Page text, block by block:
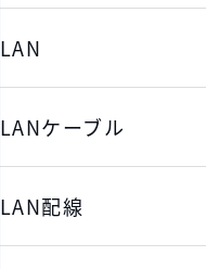
LAN
LANケーブル
LAN配線